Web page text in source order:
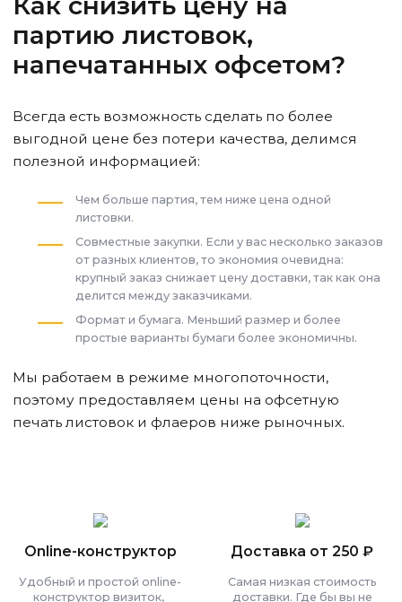
партию листовок,
напечатанных офсетом?
Всегда есть возможность сделать по более
выгодной цене без потери качества, делимся
полезной информацией:
Чем больше партия, тем ниже цена одной
листовки.
Совместные закупки. Если у вас несколько заказов
от разных клиентов, то экономия очевидна:
крупный заказ снижает цену доставки, так как она
делится между заказчиками.
Формат и бумага. Меньший размер и более
простые варианты бумаги более экономичны.
Мы работаем в режиме многопоточности,
поэтому предоставляем цены на офсетную
печать листовок и флаеров ниже рыночных.
Online-конструктор
Удобный и простой online-
конструктор визиток,
Доставка от 250 ₽
Самая низкая стоимость
доставки. Где бы вы не